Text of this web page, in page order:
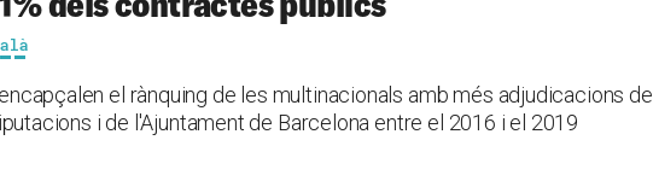
el rànquing de les multinacionals amb més adjudicacions de
i de l'Ajuntament de Barcelona entre el 2016 i el 2019